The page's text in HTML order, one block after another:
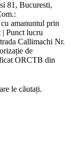
81, Bucuresti,
amanuntul prin
| Punct lucru
Callimachi Nr.
de
ORCTB din
le căutați.